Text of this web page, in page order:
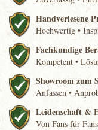
Handverlesene
Hochwertig •
Fachkundige
Kompetent •
Showroom zum
Anfassen •
Leidenschaft &
Von Fans für